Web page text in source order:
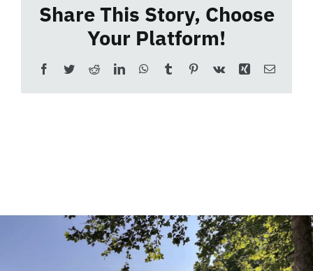
NewsShare This Story, Choose
Your Platform!
Facebook
TwitterRedditLinkedInWhatsApp
TumblrPinterest
Vk Xing Email